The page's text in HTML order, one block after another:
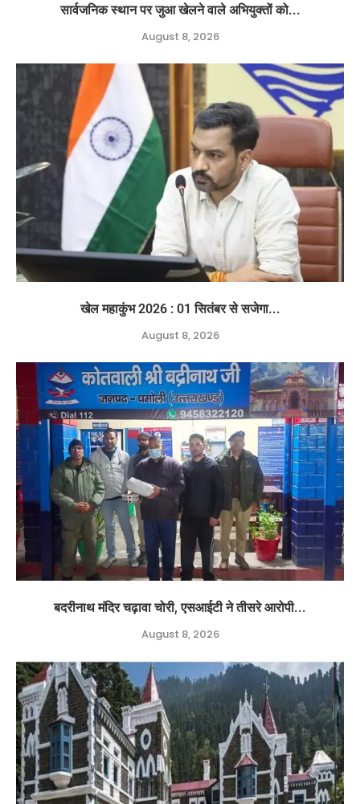
सार्वजनिक स्थान पर जुआ खेलने वाले अभियुक्तों को...
August 8, 2026
खेल महाकुंभ 2026 : 01 सितंबर से सजेगा...
August 8, 2026
बदरीनाथ मंदिर चढ़ावा चोरी, एसआईटी ने तीसरे आरोपी...
August 8, 2026